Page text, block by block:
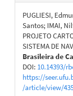
PUGLIESI,
Santos; IMAI,
PROJETO
SISTEMA DE
Brasileira de
DOI: 10.14393/
https://
/article/view/